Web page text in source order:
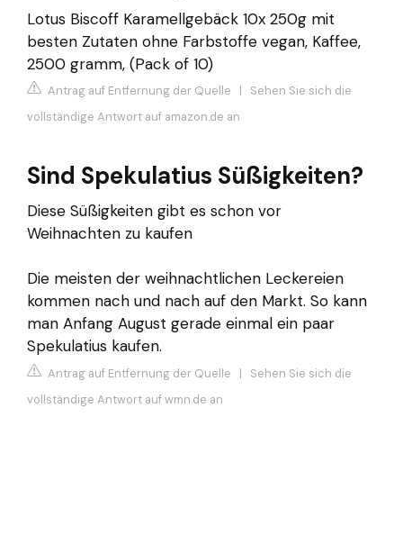
Lotus Biscoff Karamellgebäck 10x 250g mit
besten Zutaten ohne Farbstoffe vegan, Kaffee,
2500 gramm, (Pack of 10)
Antrag auf Entfernung der Quelle | Sehen Sie sich die
vollständige Antwort auf amazon.de an
Sind Spekulatius Süßigkeiten?
Diese Süßigkeiten gibt es schon vor
Weihnachten zu kaufen
Die meisten der weihnachtlichen Leckereien
kommen nach und nach auf den Markt. So kann
man Anfang August gerade einmal ein paar
Spekulatius kaufen.
Antrag auf Entfernung der Quelle | Sehen Sie sich die
vollständige Antwort auf wmn.de an